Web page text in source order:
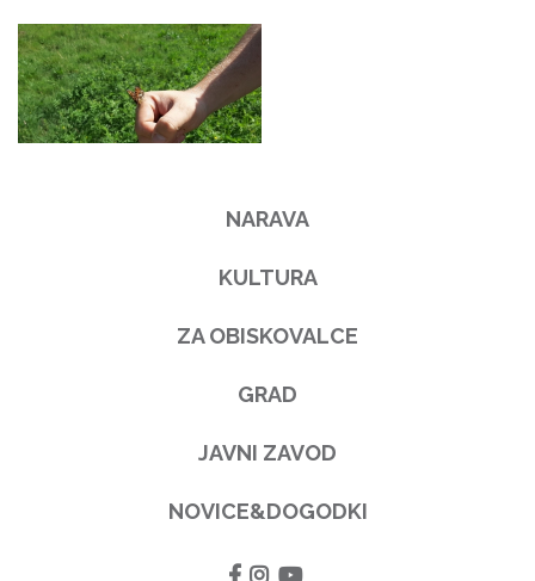
NARAVA
KULTURA
ZA OBISKOVALCE
GRAD
JAVNI ZAVOD
NOVICE&DOGODKI